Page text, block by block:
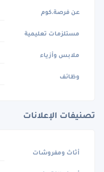
عن فرصة.كوم
مستلزمات تعليمية
ملابس وأزياء
وظائف
تصنيفات الإعلانات
أثاث ومفروشات